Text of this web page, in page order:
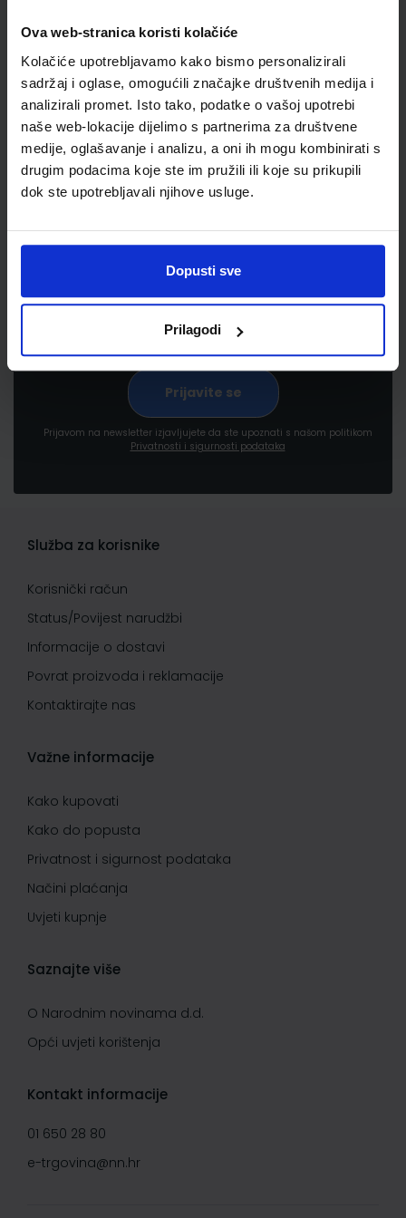
Ova web-stranica koristi kolačiće
Kolačiće upotrebljavamo kako bismo personalizirali
sadržaj i oglase, omogućili značajke društvenih medija i
analizirali promet. Isto tako, podatke o vašoj upotrebi
naše web-lokacije dijelimo s partnerima za društvene
medije, oglašavanje i analizu, a oni ih mogu kombinirati s
drugim podacima koje ste im pružili ili koje su prikupili
dok ste upotrebljavali njihove usluge.
Dopusti sve
Prilagodi
Newsletter prijava
pogodnostima
Prijavom na newsletter izjavljujete da ste upoznati s našom politikom
Privatnosti i sigurnosti podataka
Služba za korisnike
Korisnički račun
Status/Povijest narudžbi
Informacije o dostavi
Povrat proizvoda i reklamacije
Kontaktirajte nas
Važne informacije
Kako kupovati
Kako do popusta
Privatnost i sigurnost podataka
Načini plaćanja
Uvjeti kupnje
Saznajte više
O Narodnim novinama d.d.
Opći uvjeti korištenja
Kontakt informacije
01 650 28 80
e-trgovina@nn.hr